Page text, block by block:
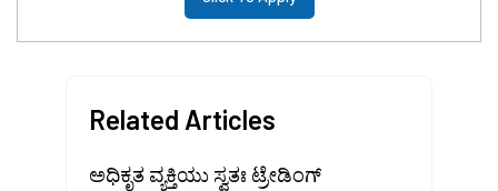
Related Articles
ಅಧಿಕೃತ ವ್ಯಕ್ತಿಯು ಸ್ವತಃ ಟ್ರೇಡಿಂಗ್